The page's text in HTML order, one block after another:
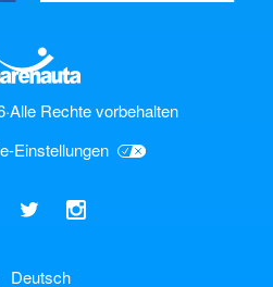
·Alle Rechte vorbehalten
Einstellungen
Deutsch